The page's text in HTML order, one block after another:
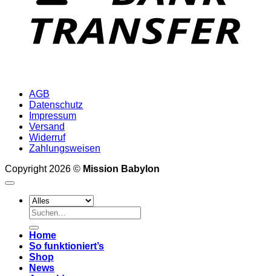
AGB
Datenschutz
Impressum
Versand
Widerruf
Zahlungsweisen
Copyright 2026 © Mission Babylon
Suchen
nach:
Home
So funktioniert’s
Shop
News